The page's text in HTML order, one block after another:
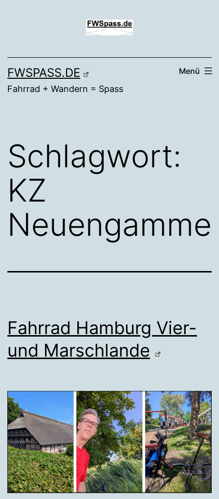
FWSPASS.DE
Fahrrad + Wandern = Spass
Menü
Schlagwort:
KZ
Neuengamme
Fahrrad Hamburg Vier-
und Marschlande